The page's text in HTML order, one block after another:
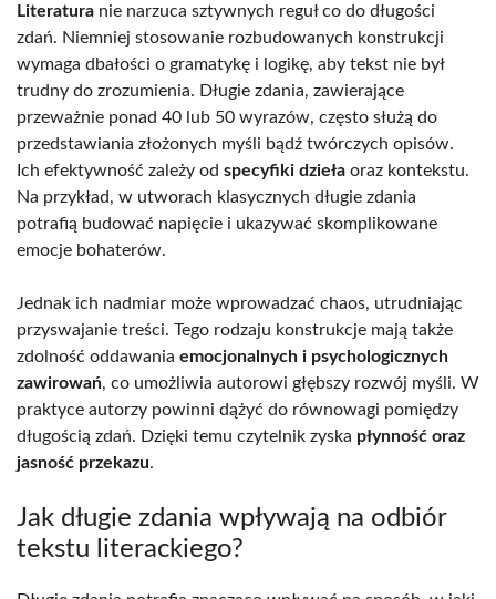
Literatura nie narzuca sztywnych reguł co do długości
zdań. Niemniej stosowanie rozbudowanych konstrukcji
wymaga dbałości o gramatykę i logikę, aby tekst nie był
trudny do zrozumienia. Długie zdania, zawierające
przeważnie ponad 40 lub 50 wyrazów, często służą do
przedstawiania złożonych myśli bądź twórczych opisów.
Ich efektywność zależy od specyfiki dzieła oraz kontekstu.
Na przykład, w utworach klasycznych długie zdania
potrafią budować napięcie i ukazywać skomplikowane
emocje bohaterów.
Jednak ich nadmiar może wprowadzać chaos, utrudniając
przyswajanie treści. Tego rodzaju konstrukcje mają także
zdolność oddawania emocjonalnych i psychologicznych
zawirowań, co umożliwia autorowi głębszy rozwój myśli. W
praktyce autorzy powinni dążyć do równowagi pomiędzy
długością zdań. Dzięki temu czytelnik zyska płynność oraz
jasność przekazu.
Jak długie zdania wpływają na odbiór
tekstu literackiego?